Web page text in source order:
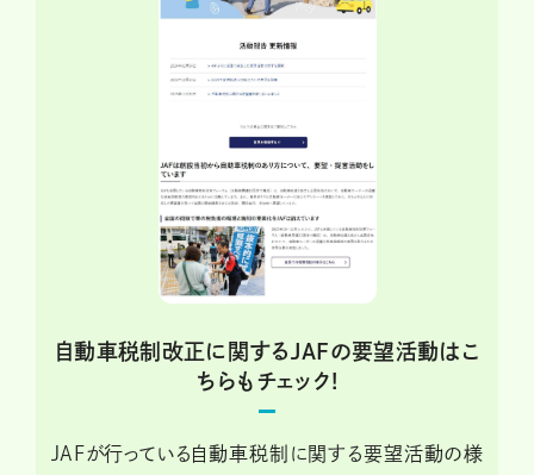
自動車税制改正に関するJAFの要望活動はこ
ちらもチェック!
JAFが行っている自動車税制に関する要望活動の様